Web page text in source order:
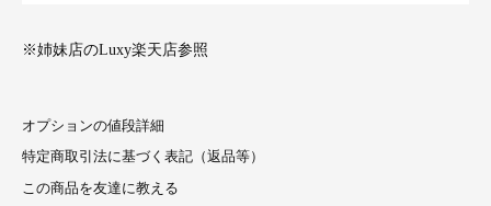
※姉妹店のLuxy楽天店参照
オプションの値段詳細
特定商取引法に基づく表記（返品等）
この商品を友達に教える